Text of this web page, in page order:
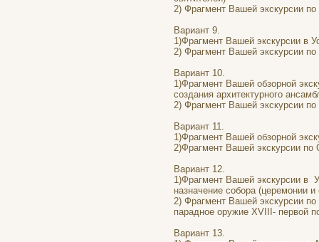
2) Фрагмент Вашей экскурсии
Вариант 9.
1)Фрагмент Вашей экскурсии в
2) Фрагмент Вашей экскурсии
Вариант 10.
1)Фрагмент Вашей обзорной
создания архитектурного
2) Фрагмент Вашей экскурсии
Вариант 11.
1)Фрагмент Вашей обзорной
2)Фрагмент Вашей экскурсии по
Вариант 12.
1)Фрагмент Вашей экскурсии в
назначение собора (церемонии
2) Фрагмент Вашей экскурсии
парадное оружие XVIII- первой
Вариант 13.